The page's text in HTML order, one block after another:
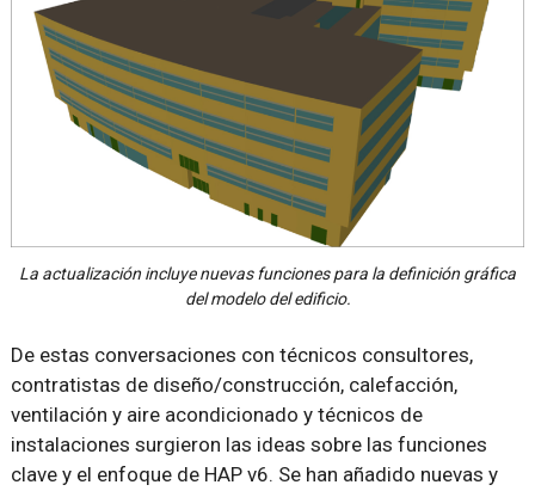
La actualización incluye nuevas funciones para la definición gráfica
del modelo del edificio.
De estas conversaciones con técnicos consultores,
contratistas de diseño/construcción, calefacción,
ventilación y aire acondicionado y técnicos de
instalaciones surgieron las ideas sobre las funciones
clave y el enfoque de HAP v6. Se han añadido nuevas y